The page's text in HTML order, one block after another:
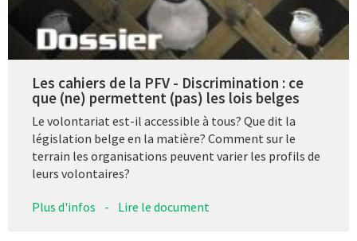
Les cahiers de la PFV - Discrimination : ce
que (ne) permettent (pas) les lois belges
Le volontariat est-il accessible à tous? Que dit la
législation belge en la matière? Comment sur le
terrain les organisations peuvent varier les profils de
leurs volontaires?
Plus d'infos - Lire le document